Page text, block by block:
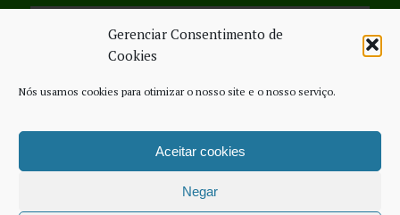
Gerenciar Consentimento de
Cookies
Nós usamos cookies para otimizar o nosso site e o nosso serviço.
Aceitar cookies
Negar
SIGA-NOS NO FACEBOOK
ESTATUTO EDITORIAL
CONTACTE-NOS
COPYRIGHT © 2026 - JORNAL NOVO REGIONAL | POWERED BY